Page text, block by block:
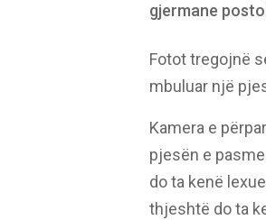
gjermane
Fotot tregojnë
mbuluar një
Kamera e
pjesën e
do ta kenë
thjeshtë do ta